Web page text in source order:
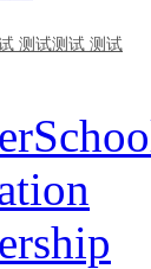
测试测试 测试